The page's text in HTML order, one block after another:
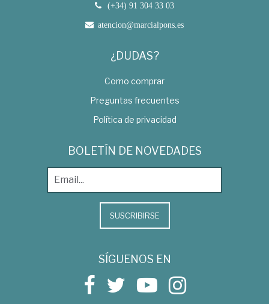
(+34) 91 304 33 03
atencion@marcialpons.es
¿DUDAS?
Como comprar
Preguntas frecuentes
Política de privacidad
BOLETÍN DE NOVEDADES
SUSCRIBIRSE
SÍGUENOS EN